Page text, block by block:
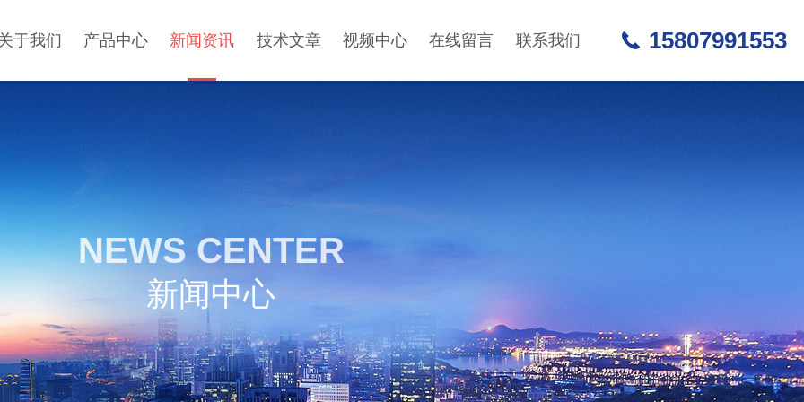
于我们 产品中心 新闻资讯 技术文章 视频中心 在线留言 联系我们 15807991553
NEWS CENTER
新闻中心